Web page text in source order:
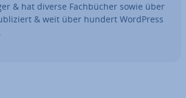
& hat diverse Fach­bü­cher sowie über
& weit über hundert WordPress